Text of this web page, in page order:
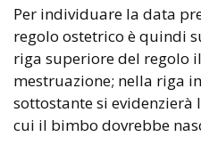
Per individuare la data
regolo ostetrico è quindi
riga superiore del regolo
mestruazione; nella riga
sottostante si evidenzierà
cui il bimbo dovrebbe